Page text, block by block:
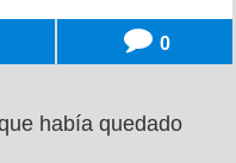
0
había quedado